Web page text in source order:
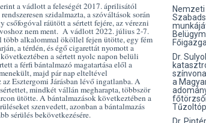
a vádlott a feleségét 2017. áprilisától
szidalmazta, a szóváltások során
csőfogóval ráütött a sértett fejére, az vérezni
nem ment. A vádlott 2022. július 2-7.
több alkalommal ököllel fejen ütötte, egy fém
a térdén, és égő cigarettát nyomott a
a sértett nyolc napon belüli
a férfi bántalmazó magatartása elől a
majd pár nap elteltével
Esztergomi Járásban lévő ingatlanba. A
mindkét vállán megharapta, többször
ütötte. A bántalmazások következtében a
szenvedett, azonban a bántalmazás
sérülés bekövetkezésére.
Dr.
a
Dr.